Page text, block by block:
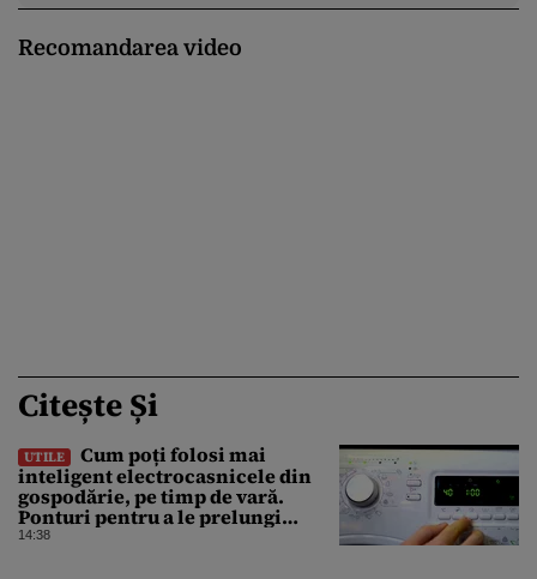
Recomandarea video
Citește Și
UTILE
Cum poți folosi mai
inteligent electrocasnicele din
gospodărie, pe timp de vară.
Ponturi pentru a le prelungi
durata de viață
14:38